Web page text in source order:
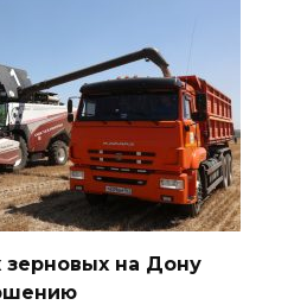
зерновых на Дону